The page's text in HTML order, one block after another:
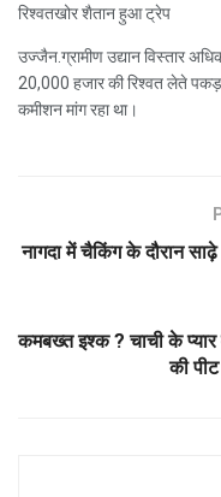
रिश्वतखोर शैतान हुआ ट्रेप
उज्जैन.ग्रामीण उद्यान विस्तार
20,000 हजार की रिश्वत लेते
कमीशन मांग रहा था।
नागदा में चैकिंग के दौरान
कमबख्त इश्क ? चाची के प्यार
की